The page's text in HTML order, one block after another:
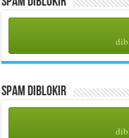
Spam Diblokir